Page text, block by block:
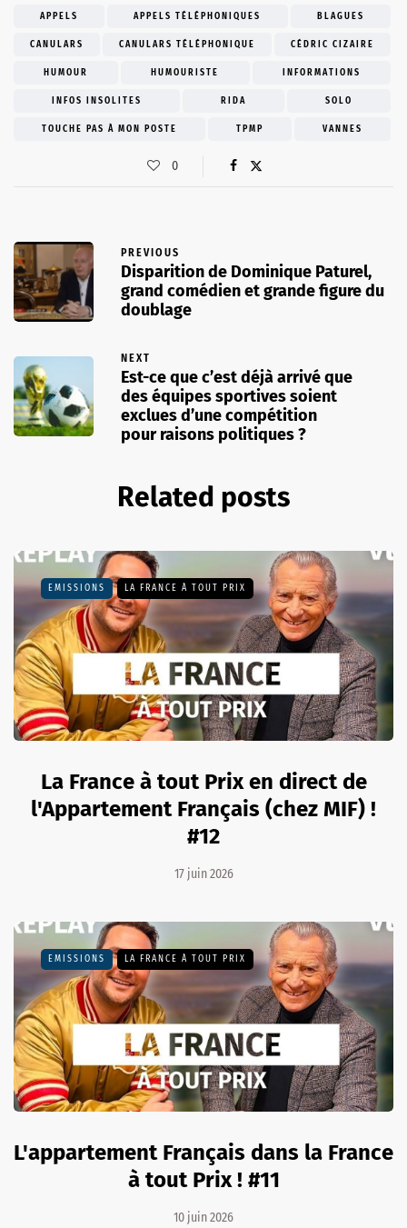
APPELS APPELS TÉLÉPHONIQUES BLAGUES
CANULARS CANULARS TÉLÉPHONIQUE CÉDRIC CIZAIRE
HUMOUR HUMOURISTE INFORMATIONS
INFOS INSOLITES RIDA SOLO
TOUCHE PAS À MON POSTE TPMP VANNES
0
PREVIOUS
Disparition de Dominique Paturel,
grand comédien et grande figure du
doublage
NEXT
Est-ce que c’est déjà arrivé que
des équipes sportives soient
exclues d’une compétition
pour raisons politiques ?
Related posts
EMISSIONS LA FRANCE À TOUT PRIX
La France à tout Prix en direct de
l'Appartement Français (chez MIF) !
#12
17 juin 2026
EMISSIONS LA FRANCE À TOUT PRIX
L'appartement Français dans la France
à tout Prix ! #11
10 juin 2026